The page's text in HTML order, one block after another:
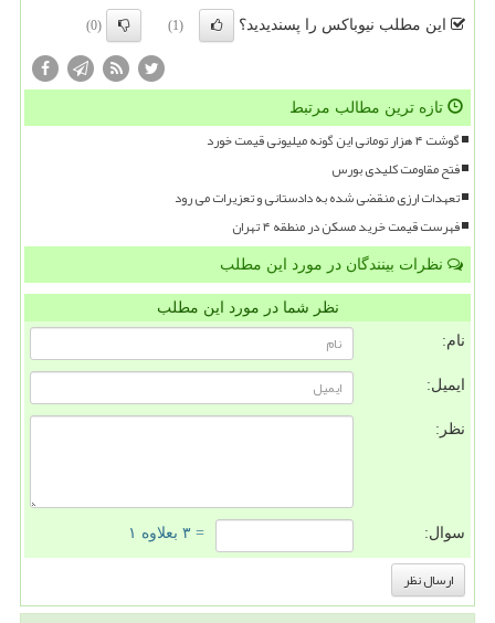
این مطلب نیوباکس را پسندیدید؟ (1)
(0)
تازه ترین مطالب مرتبط
گوشت ۴ هزار تومانی این گونه میلیونی قیمت خورد
فتح مقاومت کلیدی بورس
تعهدات ارزی منقضی شده به دادستانی و تعزیرات می رود
فهرست قیمت خرید مسکن در منطقه ۴ تهران
نظرات بینندگان در مورد این مطلب
نظر شما در مورد این مطلب
نام:
ایمیل:
نظر:
سوال: = ۳ بعلاوه ۱